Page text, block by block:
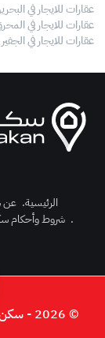
عقارات للايجار في
عقارات للايجار في
عقارات للايجار في الجفير
الرئيسية. عن
. شروط وأحكام
© 2026 - سكن العالمية للتجارة العامة جميع الحقوق محفوظة